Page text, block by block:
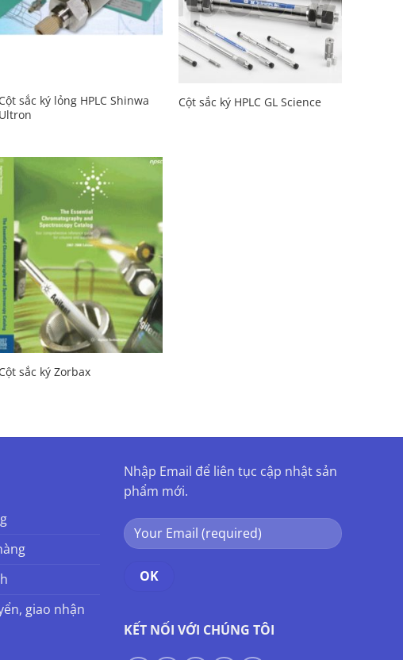
Cột sắc ký lỏng HPLC Shinwa
Ultron
Cột sắc ký HPLC GL Science
Cột sắc ký Zorbax
giao nhận
Nhập Email để liên tục cập nhật sản
phẩm mới.
KẾT NỐI VỚI CHÚNG TÔI